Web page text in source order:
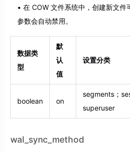
在 COW 文件系统中，创建新文件
参数会自动禁用。
数据类
型
默
认
值
设置分类
boolean on
segments；
superuser
wal_sync_method